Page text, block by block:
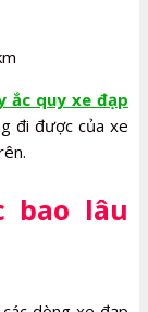
ắc quy xe đạp
đi được của xe
bao lâu